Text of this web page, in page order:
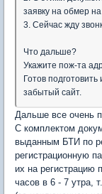
заявку на обмер
3. Сейчас жду
Что дальше?
Укажите пож-та
Готов
забытый сайт.
Дальше все очень
С комплектом
выданным БТИ по
регистрационную
их на регистрацию
часов в 6 - 7 утра,